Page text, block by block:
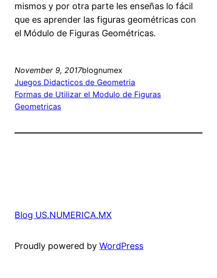
mismos y por otra parte les enseñas lo fácil
que es aprender las figuras geométricas con
el Módulo de Figuras Geométricas.
November 9, 2017blognumex
Juegos Didacticos de Geometria
Formas de Utilizar el Modulo de Figuras
Geometricas
Blog US.NUMERICA.MX
Proudly powered byWordPress